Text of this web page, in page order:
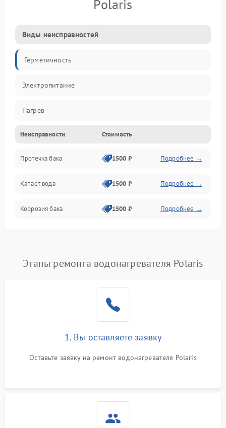
Polaris
Виды неисправностей
Герметичность
Электропитание
Нагрев
Датчики
Механика
Неисправности Стоимость
Протечка бака 1500 ₽ Подробнее →
Капает вода 1500 ₽ Подробнее →
Коррозия бака 1500 ₽ Подробнее →
Этапы ремонта водонагревателя Polaris
1. Вы оставляете заявку
Оставьте заявку на ремонт водонагревателя Polaris